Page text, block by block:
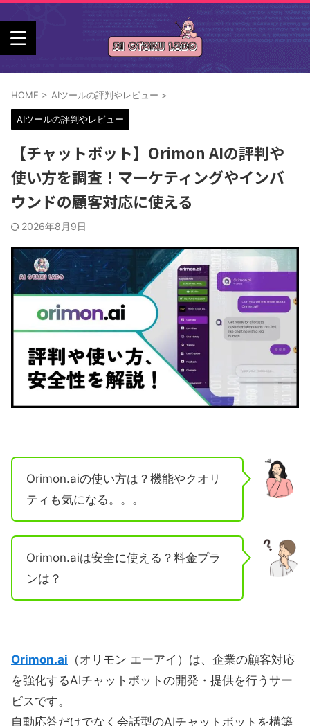
HOME > AIツールの評判やレビュー >
AIツールの評判やレビュー
【チャットボット】Orimon AIの評判や
使い方を調査！マーケティングやインバ
ウンドの顧客対応に使える
2026年8月9日
Orimon.aiの使い方は？機能やクオリ
ティも気になる。。。
Orimon.aiは安全に使える？料金プラ
ンは？
Orimon.ai （オリモン エーアイ）は、企業の顧客対応
を強化するAIチャットボットの開発・提供を行うサー
ビスです。
自動応答だけでなく会話型のAIチャットボットを構築